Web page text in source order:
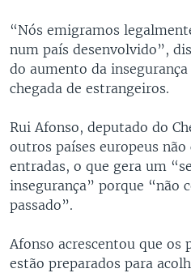
“Nós emigramos
num país desenvolvido”,
do aumento da
chegada de estrangeiros.
Rui Afonso, deputado do
outros países europeus
entradas, o que gera um
insegurança” porque “não
passado”.
Afonso acrescentou que os
estão preparados para